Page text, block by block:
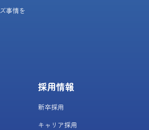
事情を
採用情報
新卒採用
キャリア採用